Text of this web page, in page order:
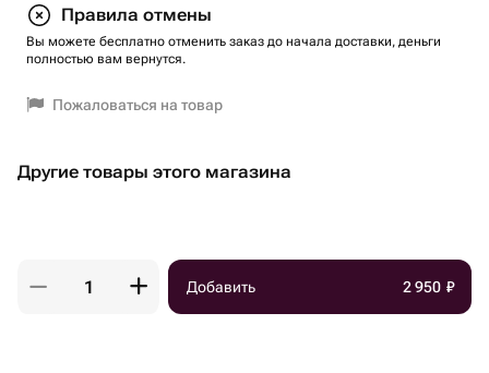
Правила отмены
Вы можете бесплатно отменить заказ до начала доставки, деньги
полностью вам вернутся.
Пожаловаться на товар
Другие товары этого магазина
Добавить 2 950 ₽